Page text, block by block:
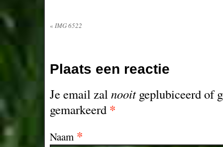
« IMG 6522
Plaats een reactie
Je email zalnooitgeplubiceerd of
gemarkeerd *
Naam *